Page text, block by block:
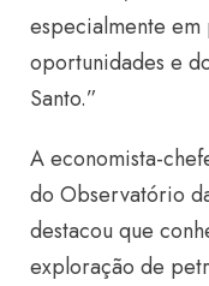
especialmente
oportunidades e
Santo.”
A economista-
do Observatório
destacou que
exploração de